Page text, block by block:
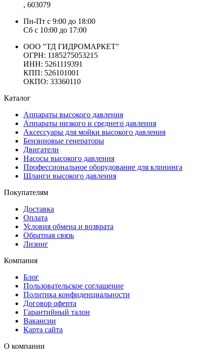
, 603079
Пн-Пт с 9:00 до 18:00
Сб с 10:00 до 17:00
ООО "ТД ГИДРОМАРКЕТ"
ОГРН: 1185275053215
ИНН: 5261119391
КПП: 526101001
ОКПО: 33360110
Каталог
Аппараты высокого давления
Аппараты низкого и среднего давления
Аксессуары для мойки высокого давления
Бензиновые генераторы
Двигатели
Насосы высокого давления
Профессиональное оборудование для клининга
Шланги высокого давления
Покупателям
Доставка
Оплата
Условия обмена и возврата
Обратная связь
Лизинг
Компания
Блог
Пользовательское соглашение
Политика конфиденциальности
Договор оферта
Гарантийный талон
Вакансии
Карта сайта
О компании